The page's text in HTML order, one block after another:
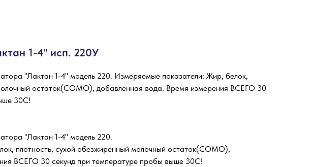
1-4" исп. 220У
"Лактан 1-4" модель 220. Измеряемые показатели: Жир, белок,
остаток(СОМО), добавленная вода. Время измерения ВСЕГО 30
30C!
"Лактан 1-4" модель 220.
плотность, сухой обезжиренный молочный остаток(СОМО),
ВСЕГО 30 секунд при температуре пробы выше 30C!